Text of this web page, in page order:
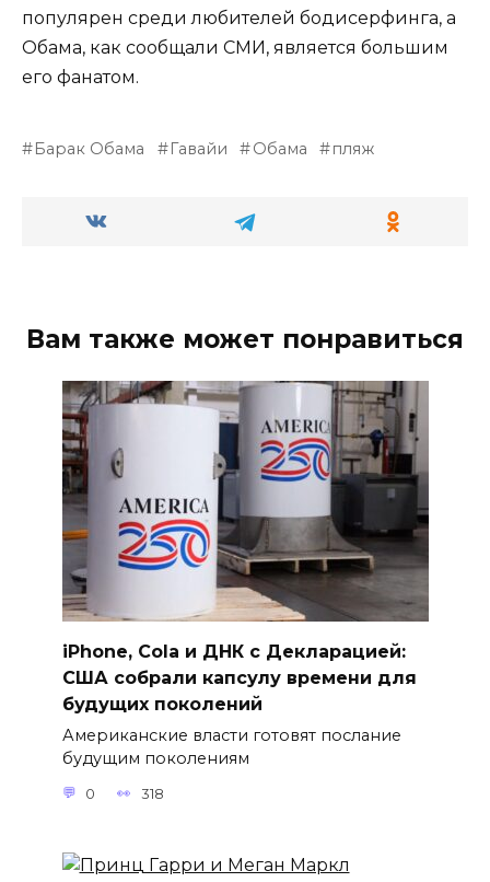
популярен среди любителей бодисерфинга, а
Обама, как сообщали СМИ, является большим
его фанатом.
Барак Обама Гавайи Обама пляж
Вам также может понравиться
iPhone, Cola и ДНК с Декларацией:
США собрали капсулу времени для
будущих поколений
Американские власти готовят послание
будущим поколениям
0 318